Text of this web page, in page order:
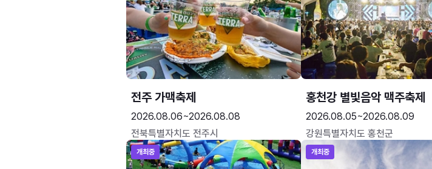
전주 가맥축제
2026.08.06~2026.08.08
전북특별자치도 전주시
홍천강 별빛음악 맥주축제
2026.08.05~2026.08.09
강원특별자치도 홍천군
개최중 개최중